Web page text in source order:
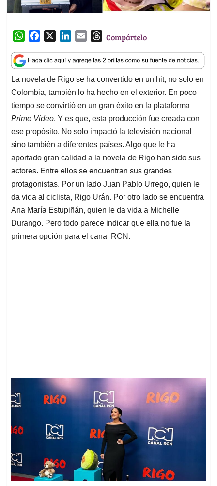
W
a
t
s
A
p
p
c
e
b
o
o
k
n
k
e
d
I
n
a
i
l
T
r
e
a
d
s
Compártelo
La novela de Rigo se ha convertido en un hit, no solo en
Colombia, también lo ha hecho en el exterior. En poco
tiempo se convirtió en un gran éxito en la plataforma
Prime Video. Y es que, esta producción fue creada con
ese propósito. No solo impactó la televisión nacional
sino también a diferentes países. Algo que le ha
aportado gran calidad a la novela de Rigo han sido sus
actores. Entre ellos se encuentran sus grandes
protagonistas. Por un lado Juan Pablo Urrego, quien le
da vida al ciclista, Rigo Urán. Por otro lado se encuentra
Ana María Estupiñán, quien le da vida a Michelle
Durango. Pero todo parece indicar que ella no fue la
primera opción para el canal RCN.